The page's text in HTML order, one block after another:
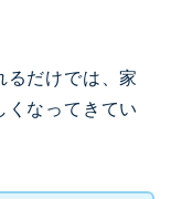
るだけでは、家
くなってきてい